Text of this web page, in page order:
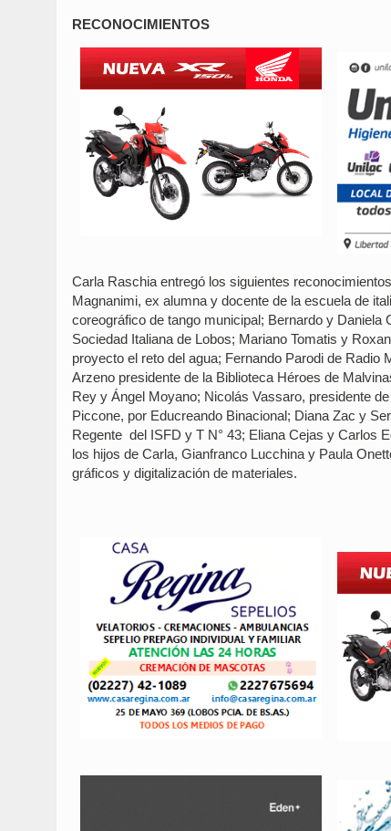
RECONOCIMIENTOS
Carla Raschia entregó los siguientes
Magnanimi, ex alumna y docente de la escuela de
coreográfico de tango municipal; Bernardo y
Sociedad Italiana de Lobos; Mariano Tomatis y
proyecto el reto del agua; Fernando Parodi de
Arzeno presidente de la Biblioteca Héroes de
Rey y Ángel Moyano; Nicolás Vassaro, presidente
Piccone, por Educreando Binacional; Diana Zac y
Regente del ISFD y T N° 43; Eliana Cejas y Carlos
los hijos de Carla, Gianfranco Lucchina y Paula
gráficos y digitalización de materiales.